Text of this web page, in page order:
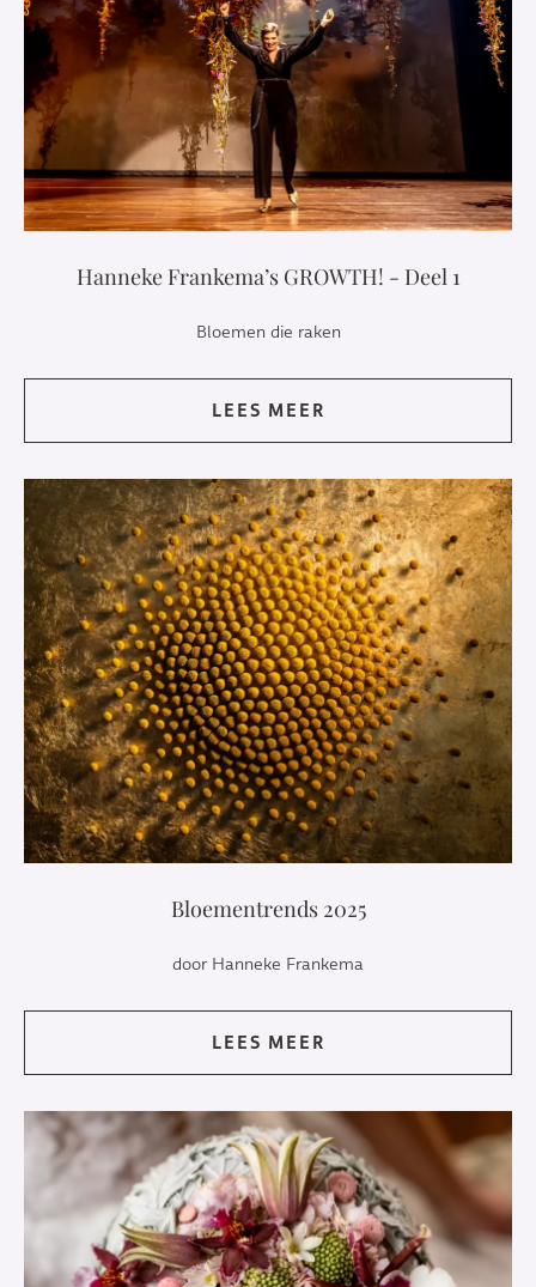
Hanneke Frankema’s GROWTH! - Deel 1
Bloemen die raken
LEES MEER
Bloementrends 2025
door Hanneke Frankema
LEES MEER